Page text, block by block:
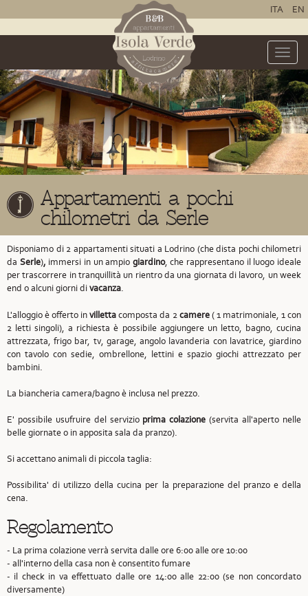
ITA EN
Toggle
Appartamenti a pochi
chilometri da Serle
Disponiamo di 2 appartamenti situati a Lodrino (che dista pochi chilometri
da Serle), immersi in un ampio giardino, che rappresentano il luogo ideale
per trascorrere in tranquillità un rientro da una giornata di lavoro, un week
end o alcuni giorni divacanza.
L'alloggio è offerto invillettacomposta da 2camere( 1 matrimoniale, 1 con
2 letti singoli), a richiesta è possibile aggiungere un letto, bagno, cucina
attrezzata, frigo bar, tv, garage, angolo lavanderia con lavatrice, giardino
con tavolo con sedie, ombrellone, lettini e spazio giochi attrezzato per
bambini.
La biancheria camera/bagno è inclusa nel prezzo.
E' possibile usufruire del servizio prima colazione (servita all'aperto nelle
belle giornate o in apposita sala da pranzo).
Si accettano animali di piccola taglia:
Possibilita' di utilizzo della cucina per la preparazione del pranzo e della
cena.
Regolamento
- La prima colazione verrà servita dalle ore 6:00 alle ore 10:00
- all'interno della casa non è consentito fumare
- il check in va effettuato dalle ore 14:00 alle 22:00 (se non concordato
diversamente)